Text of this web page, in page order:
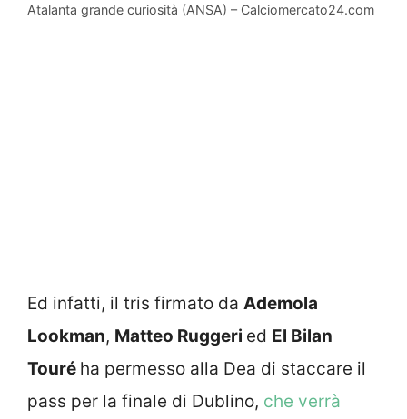
Atalanta grande curiosità (ANSA) – Calciomercato24.com
Ed infatti, il tris firmato da Ademola
Lookman, Matteo Ruggeri ed El Bilan
Touré ha permesso alla Dea di staccare il
pass per la finale di Dublino, che verrà